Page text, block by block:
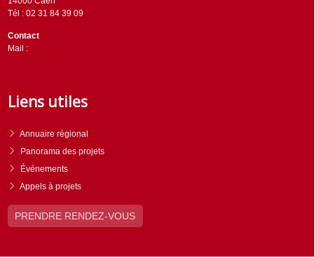
Tél : 02 31 84 39 09
Contact
Mail :
Liens utiles
Annuaire régional
Panorama des projets
Événements
Appels à projets
PRENDRE RENDEZ-VOUS